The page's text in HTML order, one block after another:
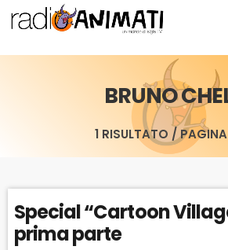
BRUNO
1 RISULTATO / PAGINA
Special “Cartoon
prima parte